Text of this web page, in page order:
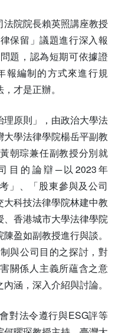
院院長賴英照講座教授
保留」議題進行深入報
題，認為短期可依據證
報編制的方式來進行規
才是正辦。
原則」，由政治大學法
學法律學院楊岳平副教
朝琮兼任副教授分別就
目的論辯─以2023年
」、「股東參與及公司
科技法律學院林建中教
香港城市大學法律學院
盈如副教授進行與談。
與公司目的之探討，對
關係人主義所蘊含之意
涵，深入介紹與討論。
對法令遵行與ESG評等